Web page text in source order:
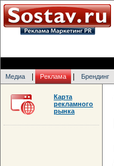
Медиа Реклама Брендинг
Карта
рекламного
рынка